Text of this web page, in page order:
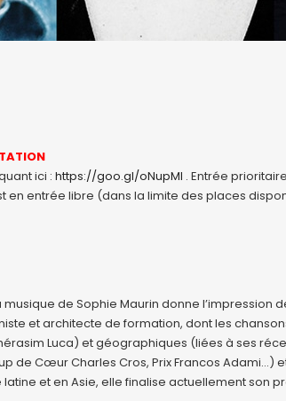
ici : https://goo.gl/oNupMl . Entrée
en entrée libre (dans la limite des places
de Sophie Maurin donne l’impression
et architecte de formation, dont les
Luca) et géographiques (liées à ses
de Cœur Charles Cros, Prix Francos Adami…)
et en Asie, elle finalise actuellement son